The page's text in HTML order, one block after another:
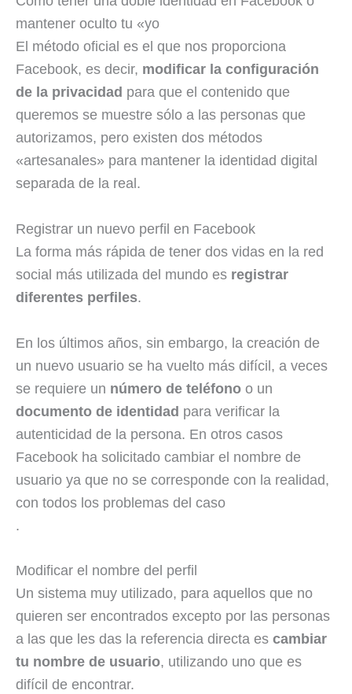
mantener oculto tu «yo
El método oficial es el que nos proporciona
Facebook, es decir, modificar la configuración
de la privacidad para que el contenido que
queremos se muestre sólo a las personas que
autorizamos, pero existen dos métodos
«artesanales» para mantener la identidad digital
separada de la real.
Registrar un nuevo perfil en Facebook
La forma más rápida de tener dos vidas en la red
social más utilizada del mundo es registrar
diferentes perfiles.
En los últimos años, sin embargo, la creación de
un nuevo usuario se ha vuelto más difícil, a veces
se requiere un número de teléfono o un
documento de identidad para verificar la
autenticidad de la persona. En otros casos
Facebook ha solicitado cambiar el nombre de
usuario ya que no se corresponde con la realidad,
con todos los problemas del caso
.
Modificar el nombre del perfil
Un sistema muy utilizado, para aquellos que no
quieren ser encontrados excepto por las personas
a las que les das la referencia directa es cambiar
tu nombre de usuario, utilizando uno que es
difícil de encontrar.